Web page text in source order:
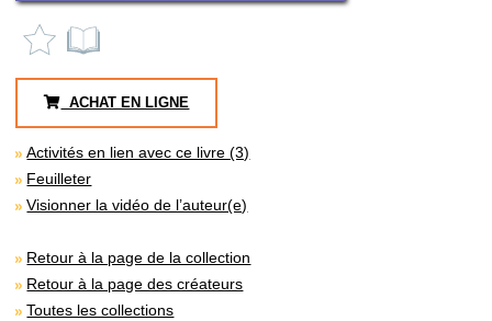
ACHAT EN LIGNE
Activités en lien avec ce livre (3)
Feuilleter
Visionner la vidéo de l’auteur(e)
Retour à la page de la collection
Retour à la page des créateurs
Toutes les collections